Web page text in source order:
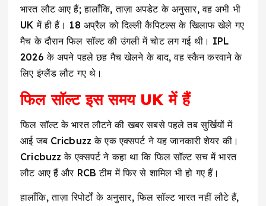
भारत लौट आए हैं; हालाँकि, ताज़ा अपडेट के अनुसार, वह अभी भी
UK में ही हैं। 18 अप्रैल को दिल्ली कैपिटल्स के खिलाफ खेले गए
मैच के दौरान फिल सॉल्ट की उंगली में चोट लग गई थी। IPL
2026 के अपने पहले छह मैच खेलने के बाद, वह स्कैन करवाने के
लिए इंग्लैंड लौट गए थे।
फिल सॉल्ट इस समय UK में हैं
फिल सॉल्ट के भारत लौटने की खबर सबसे पहले तब सुर्खियों में
आई जब Cricbuzz के एक एक्सपर्ट ने यह जानकारी शेयर की।
Cricbuzz के एक्सपर्ट ने कहा था कि फिल सॉल्ट सच में भारत
लौट आए हैं और RCB टीम में फिर से शामिल भी हो गए हैं।
हालाँकि, ताज़ा रिपोर्टों के अनुसार, फिल सॉल्ट भारत नहीं लौटे हैं,